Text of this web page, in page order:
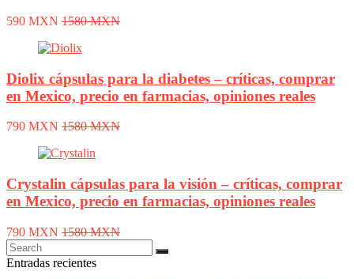
590 MXN 1580 MXN
Diolix cápsulas para la diabetes – críticas, comprar
en Mexico, precio en farmacias, opiniones reales
790 MXN 1580 MXN
Crystalin cápsulas para la visión – críticas, comprar
en Mexico, precio en farmacias, opiniones reales
790 MXN 1580 MXN
Entradas recientes